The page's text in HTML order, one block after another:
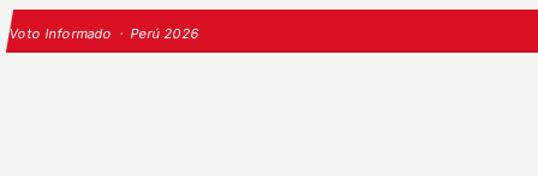
Voto Informado · Perú 2026